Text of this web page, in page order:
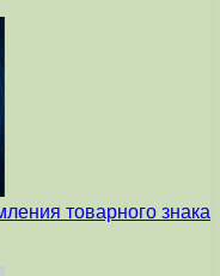
товарного знака